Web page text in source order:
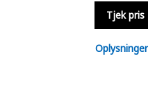
Tjek pris